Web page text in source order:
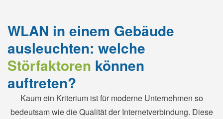
WLAN in einem Gebäude
ausleuchten: welche
Störfaktoren können
auftreten?
Kaum ein Kriterium ist für moderne Unternehmen so
bedeutsam wie die Qualität der Internetverbindung. Diese